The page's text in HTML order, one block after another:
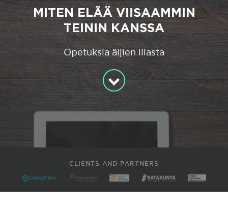
MITEN ELÄÄ VIISAAMMIN
TEININ KANSSA
Opetuksia äijien illasta
CLIENTS AND PARTNERS